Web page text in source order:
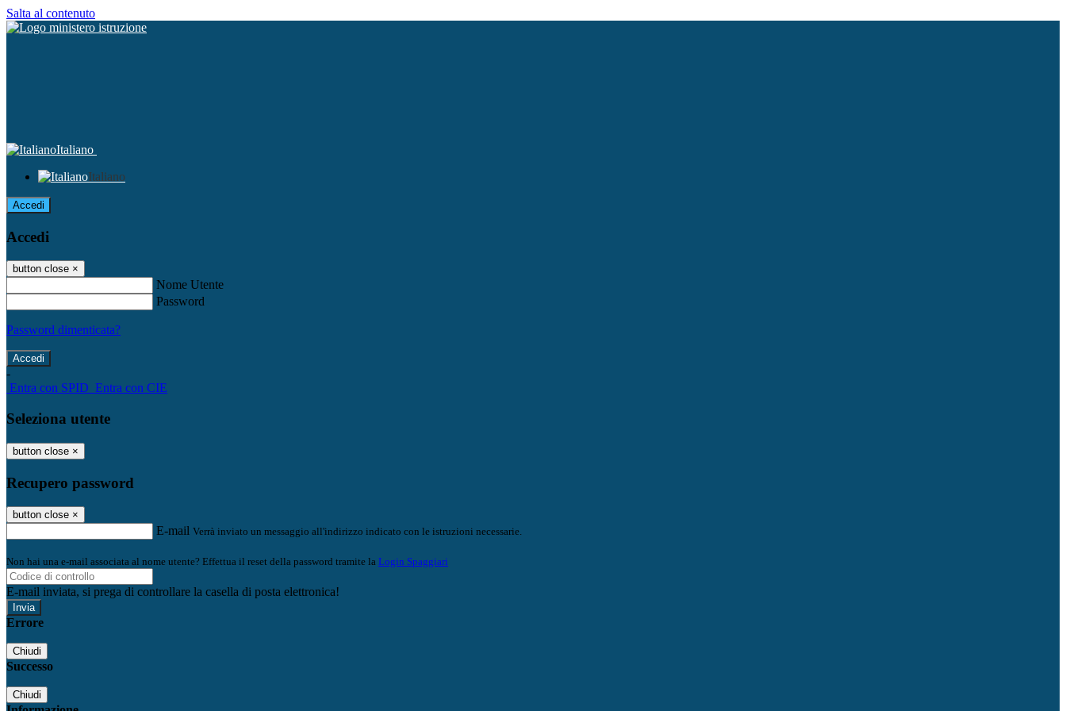
Salta al contenuto
Italiano
Italiano
Accedi
Accedi
button close ×
Nome Utente
Password
Password dimenticata?
-
Entra con SPID Entra con CIE
Seleziona utente
button close ×
Recupero password
button close ×
E-mail Verrà inviato un messaggio all'indirizzo indicato con le istruzioni necessarie.
Non hai una e-mail associata al nome utente? Effettua il reset della password tramite la Login Spaggiari
E-mail inviata, si prega di controllare la casella di posta elettronica!
Errore
Chiudi
Successo
Chiudi